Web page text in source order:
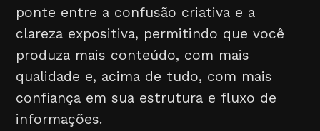
ponte entre a confusão criativa e a
clareza expositiva, permitindo que você
produza mais conteúdo, com mais
qualidade e, acima de tudo, com mais
confiança em sua estrutura e fluxo de
informações.